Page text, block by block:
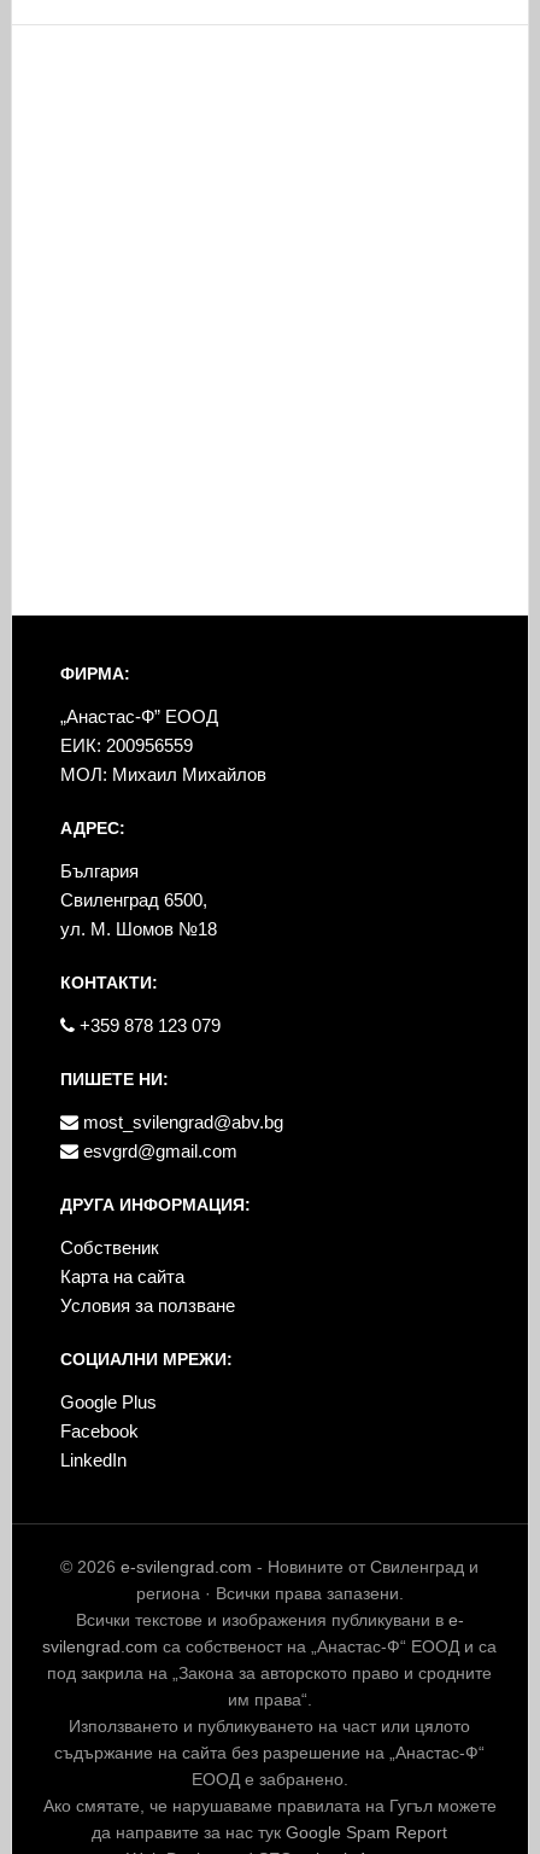
ФИРМА:
„Анастас-Ф” ЕООД
ЕИК: 200956559
МОЛ: Михаил Михайлов
АДРЕС:
България
Свиленград 6500,
ул. М. Шомов №18
КОНТАКТИ:
+359 878 123 079
ПИШЕТЕ НИ:
most_svilengrad@abv.bg
esvgrd@gmail.com
ДРУГА ИНФОРМАЦИЯ:
Собственик
Карта на сайта
Условия за ползване
СОЦИАЛНИ МРЕЖИ:
Google Plus
Facebook
LinkedIn
© 2026e-svilengrad.com - Новините от Свиленград и
региона · Всички права запазени.
Всички текстове и изображения публикувани в e-
svilengrad.com са собственост на „Анастас-Ф“ ЕООД и са
под закрила на „Закона за авторското право и сродните
им права“.
Използването и публикуването на част или цялото
съдържание на сайта без разрешение на „Анастас-Ф“
ЕООД е забранено.
Ако смятате, че нарушаваме правилата на Гугъл можете
да направите за нас тукGoogle Spam Report